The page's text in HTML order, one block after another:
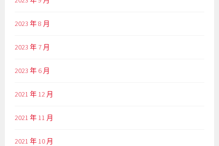
2023 年 8 月
2023 年 7 月
2023 年 6 月
2021 年 12 月
2021 年 11 月
2021 年 10 月